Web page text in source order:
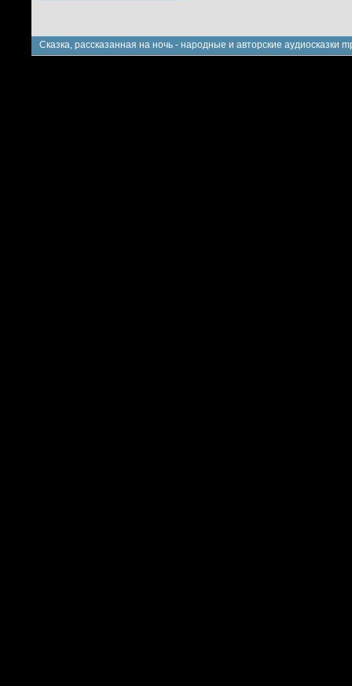
Сказка, рассказанная на ночь - народные и авторские аудиосказки